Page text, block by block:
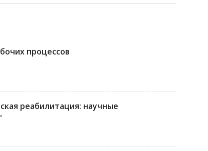
процессов
реабилитация: научные